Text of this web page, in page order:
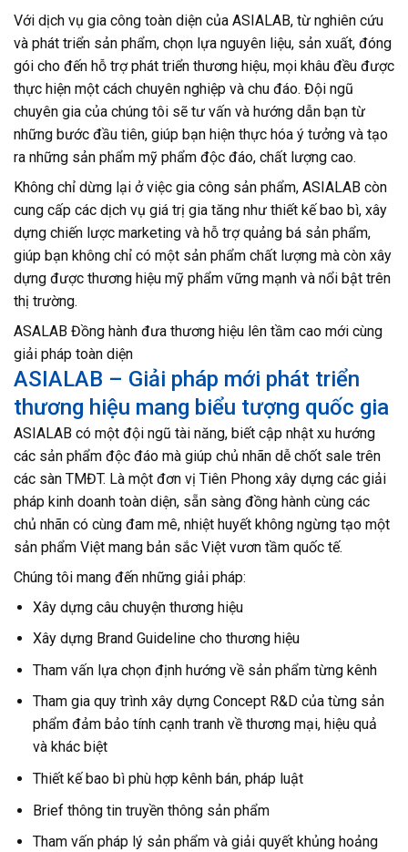
Với dịch vụ gia công toàn diện của ASIALAB, từ nghiên cứu
và phát triển sản phẩm, chọn lựa nguyên liệu, sản xuất, đóng
gói cho đến hỗ trợ phát triển thương hiệu, mọi khâu đều được
thực hiện một cách chuyên nghiệp và chu đáo. Đội ngũ
chuyên gia của chúng tôi sẽ tư vấn và hướng dẫn bạn từ
những bước đầu tiên, giúp bạn hiện thực hóa ý tưởng và tạo
ra những sản phẩm mỹ phẩm độc đáo, chất lượng cao.
Không chỉ dừng lại ở việc gia công sản phẩm, ASIALAB còn
cung cấp các dịch vụ giá trị gia tăng như thiết kế bao bì, xây
dựng chiến lược marketing và hỗ trợ quảng bá sản phẩm,
giúp bạn không chỉ có một sản phẩm chất lượng mà còn xây
dựng được thương hiệu mỹ phẩm vững mạnh và nổi bật trên
thị trường.
ASALAB Đồng hành đưa thương hiệu lên tầm cao mới cùng
giải pháp toàn diện
ASIALAB – Giải pháp mới phát triển
thương hiệu mang biểu tượng quốc gia
ASIALAB có một đội ngũ tài năng, biết cập nhật xu hướng
các sản phẩm độc đáo mà giúp chủ nhãn dễ chốt sale trên
các sàn TMĐT. Là một đơn vị Tiên Phong xây dựng các giải
pháp kinh doanh toàn diện, sẵn sàng đồng hành cùng các
chủ nhãn có cùng đam mê, nhiệt huyết không ngừng tạo một
sản phẩm Việt mang bản sắc Việt vươn tầm quốc tế.
Chúng tôi mang đến những giải pháp:
Xây dựng câu chuyện thương hiệu
Xây dựng Brand Guideline cho thương hiệu
Tham vấn lựa chọn định hướng về sản phẩm từng kênh
Tham gia quy trình xây dựng Concept R&D của từng sản
phẩm đảm bảo tính cạnh tranh về thương mại, hiệu quả
và khác biệt
Thiết kế bao bì phù hợp kênh bán, pháp luật
Brief thông tin truyền thông sản phẩm
Tham vấn pháp lý sản phẩm và giải quyết khủng hoảng